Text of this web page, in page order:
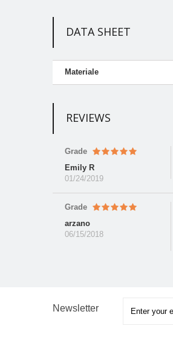
DATA SHEET
Materiale
REVIEWS
Grade
Emily R
01/24/2019
Grade
arzano
06/15/2018
Newsletter